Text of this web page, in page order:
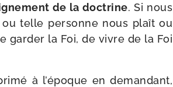
de la doc­trine. Si nous
telle per­sonne nous plaît ou
gar­der la Foi, de vivre de la Foi
à l’é­poque en deman­dant,